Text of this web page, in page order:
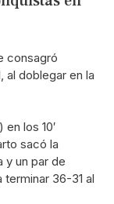
consagró
al doblegar en la
los 10′
sacó la
y un par de
36-31 al